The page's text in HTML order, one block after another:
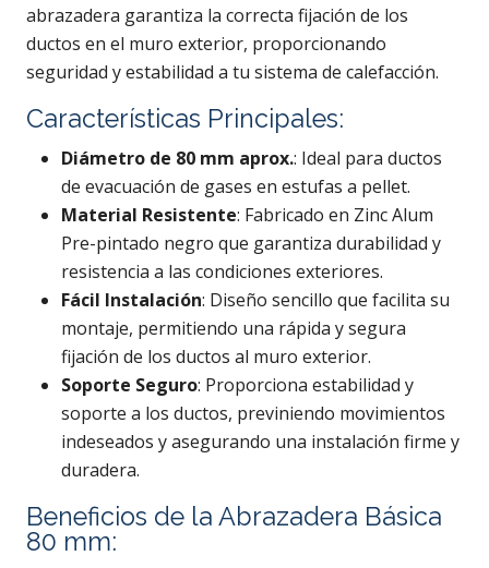
abrazadera garantiza la correcta fijación de los
ductos en el muro exterior, proporcionando
seguridad y estabilidad a tu sistema de calefacción.
Características Principales:
Diámetro de 80 mm aprox.: Ideal para ductos
de evacuación de gases en estufas a pellet.
Material Resistente: Fabricado en Zinc Alum
Pre-pintado negro que garantiza durabilidad y
resistencia a las condiciones exteriores.
Fácil Instalación: Diseño sencillo que facilita su
montaje, permitiendo una rápida y segura
fijación de los ductos al muro exterior.
Soporte Seguro: Proporciona estabilidad y
soporte a los ductos, previniendo movimientos
indeseados y asegurando una instalación firme y
duradera.
Beneficios de la Abrazadera Básica
80 mm: